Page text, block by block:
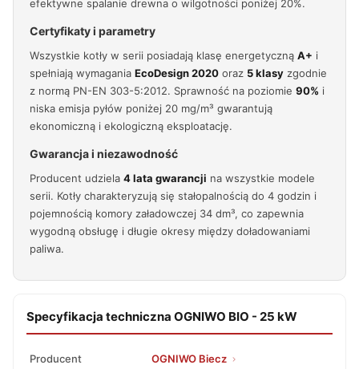
efektywne spalanie drewna o wilgotności poniżej 20%.
Certyfikaty i parametry
Wszystkie kotły w serii posiadają klasę energetyczną A+ i
spełniają wymagania EcoDesign 2020 oraz 5 klasy zgodnie
z normą PN-EN 303-5:2012. Sprawność na poziomie 90% i
niska emisja pyłów poniżej 20 mg/m³ gwarantują
ekonomiczną i ekologiczną eksploatację.
Gwarancja i niezawodność
Producent udziela 4 lata gwarancji na wszystkie modele
serii. Kotły charakteryzują się stałopalnością do 4 godzin i
pojemnością komory załadowczej 34 dm³, co zapewnia
wygodną obsługę i długie okresy między doładowaniami
paliwa.
Specyfikacja techniczna OGNIWO BIO - 25 kW
Producent OGNIWO Biecz